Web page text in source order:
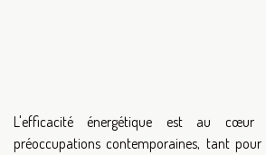
L'efficacité énergétique est au cœur
préoccupations contemporaines, tant pour